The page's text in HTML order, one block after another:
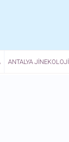
ANTALYA JINEKOLOJI